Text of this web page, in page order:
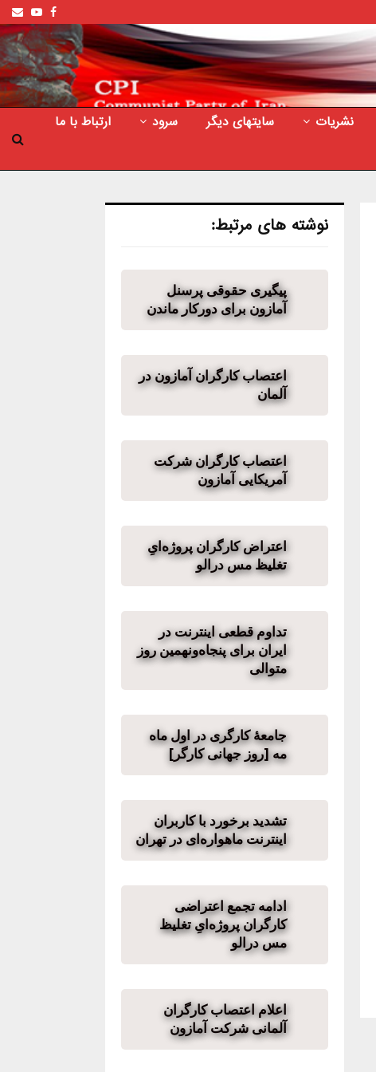
Facebook
نشریات سایتهای دیگر سرود
ارتباط با ما
نوشته های مرتبط:
پیگیری حقوقی پرسنل
آمازون برای دورکار ماندن
اعتصاب کارگران آمازون در
آلمان
اعتصاب کارگران شرکت
آمریکایی آمازون
اعتراض کارگران پروژه‌ایِ
تغلیظ مس درالو
تداوم قطعی اینترنت در
ایران برای پنجاه‌ونهمین روز
متوالی
جامعهٔ کارگری در اول ماه
مه [روز جهانی کارگر]
تشدید برخورد با کاربران
اینترنت ماهواره‌ای در تهران
ادامه تجمع اعتراضی
کارگران پروژه‌ایِ تغلیظ
مس درالو
اعلام اعتصاب کارگران
آلمانی شرکت آمازون